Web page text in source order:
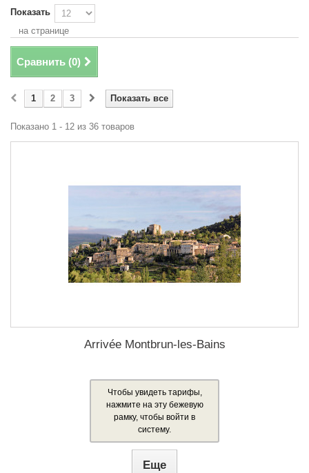
Показать
на странице
Сравнить (0)
Показать все
1 2 3
Показано 1 - 12 из 36 товаров
Arrivée Montbrun-les-Bains
Чтобы увидеть тарифы,
нажмите на эту бежевую
рамку, чтобы войти в
систему.
Еще